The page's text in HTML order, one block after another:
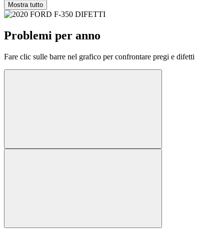
Mostra tutto
Problemi per anno
Fare clic sulle barre nel grafico per confrontare pregi e difetti